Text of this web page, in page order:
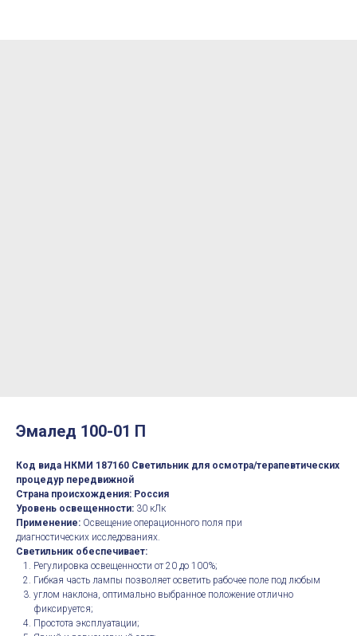
Эмалед 100-01 П
Код вида НКМИ 187160 Светильник для осмотра/терапевтических
процедур передвижной
Страна происхождения: Россия
Уровень освещенности: 30 кЛк
Применение: Освещение операционного поля при
диагностических исследованиях.
Светильник обеспечивает:
Регулировка освещенности от 20 до 100%;
Гибкая часть лампы позволяет осветить рабочее поле под любым
углом наклона, оптимально выбранное положение отлично
фиксируется;
Простота эксплуатации;